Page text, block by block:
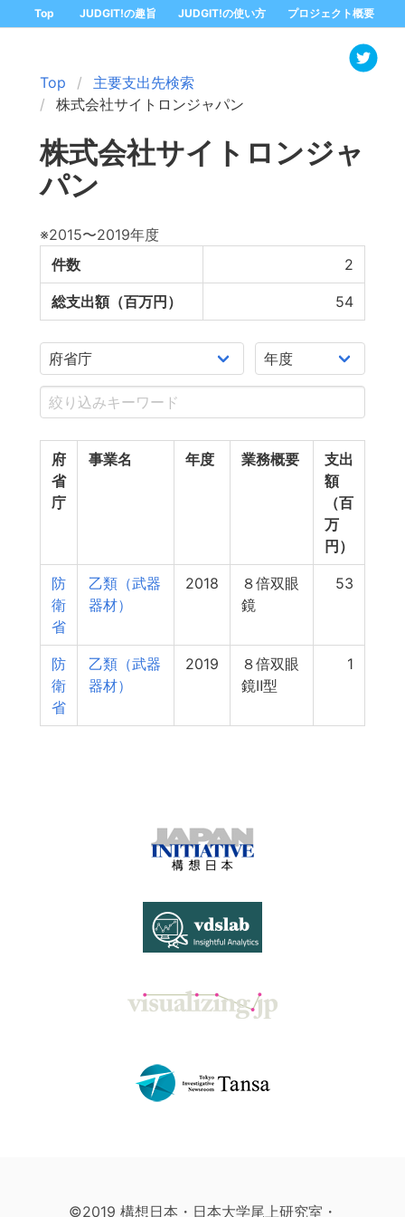
Top JUDGIT!の趣旨 JUDGIT!の使い方 プロジェクト概要
Top
主要支出先検索
株式会社サイトロンジャパン
株式会社サイトロンジャ
パン
※2015〜2019年度
件数
2
総支出額（百万円） 54
府
省
庁
事業名 年度 業務概要
支出
額
（百
万
円）
防
衛
省
乙類（武器
器材）
2018
８倍双眼
鏡
53
防
衛
省
乙類（武器
器材）
2019
８倍双眼
鏡Ⅱ型
1
©2019 構想日本・日本大学尾上研究室・